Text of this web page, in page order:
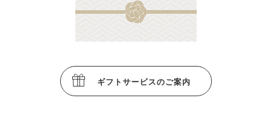
ギフトサービスのご案内